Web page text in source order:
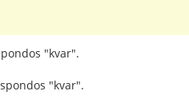
"kvar".
"kvar".